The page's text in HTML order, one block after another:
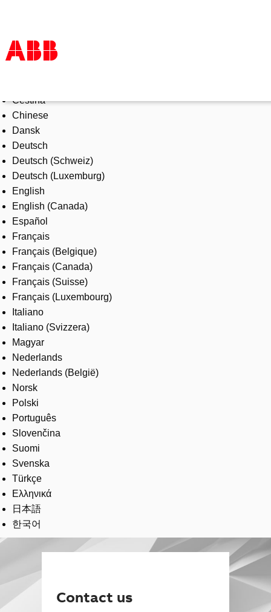
Products & Solutions
Industries
Services
About us
Where to buy
Contact us
Careers
Čeština
Chinese
Dansk
Deutsch
Deutsch (Schweiz)
Deutsch (Luxemburg)
English
English (Canada)
Español
Français
Français (Belgique)
Français (Canada)
Français (Suisse)
Français (Luxembourg)
Italiano
Italiano (Svizzera)
Magyar
Nederlands
Nederlands (België)
Norsk
Polski
Português
Slovenčina
Suomi
Svenska
Türkçe
Ελληνικά
日本語
한국어
Contact us